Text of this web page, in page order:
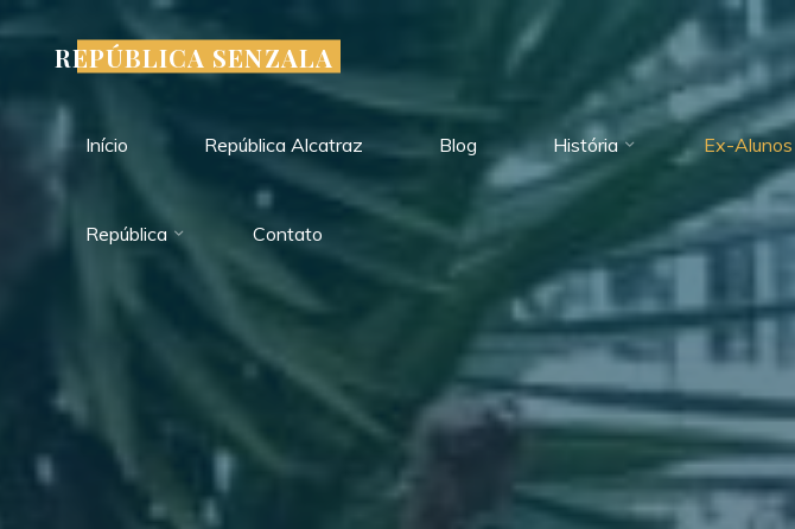
conteúdo
REPÚBLICA SENZALA
Início República Alcatraz Blog História Ex-Alunos
República Contato